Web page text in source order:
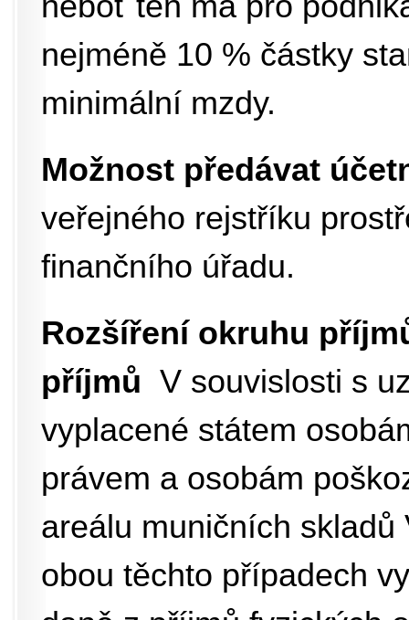
nejméně 10 % částky
minimální mzdy.
Možnost předávat
veřejného rejstříku
finančního úřadu.
Rozšíření okruhu
příjmů V souvislosti s
vyplacené státem
právem a osobám
areálu muničních
obou těchto případech